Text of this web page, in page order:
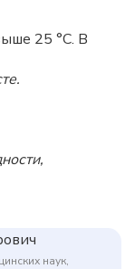
25 °C. В
наук,